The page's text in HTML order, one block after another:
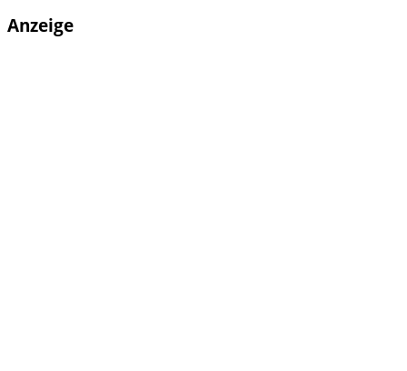
Anzeige